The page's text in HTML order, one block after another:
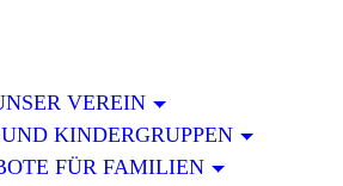
VEREIN
KINDERGRUPPEN
FÜR FAMILIEN